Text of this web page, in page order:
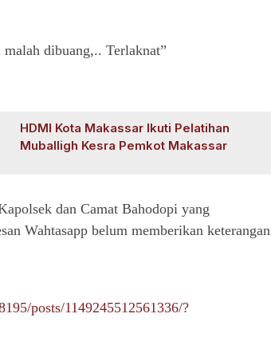
dibuang,.. Terlaknat”
HDMI Kota Makassar Ikuti Pelatihan
Muballigh Kesra Pemkot Makassar
dan Camat Bahodopi yang
Wahtasapp belum memberikan keterangan
posts/1149245512561336/?